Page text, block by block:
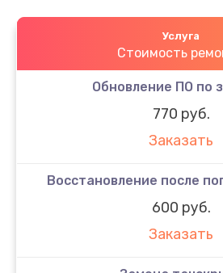
Услуга
Стоимость
Обновление ПО по
770 руб.
Заказать
Восстановление после
600 руб.
Заказать